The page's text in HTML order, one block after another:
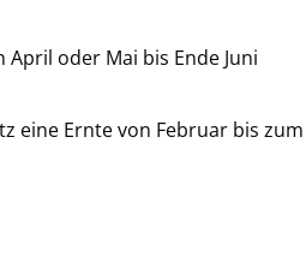
April oder Mai bis Ende Juni
eine Ernte von Februar bis zum